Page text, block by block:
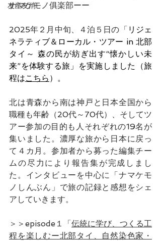
友産友消
ナマケモノ俱楽部ーー
2025年２月中旬、４泊５日の「 リジェ
ネラティブ＆ローカル・ツアー in 北部
タイ～ 森の民が紡ぎ出す“懐かしい未
来”を体験する旅」を実施しました（旅
程はこちら ）。
北は青森から南は神戸と日本全国から
職種も年齢（20代～70代）、そしてツ
アー参加の目的も人それぞれの19名が
集いました。濃厚な旅から日本に戻っ
て４カ月。参加者から募った編集チー
ムの尽力により報告集が完成しまし
た。インタビューを中心に「ナマケモ
ノしんぶん」で旅の記録と感想をシェ
アしていきます。
＞＞episode１「伝統に学び、つくる工
程を楽しむー北部タイ、自然染色家・